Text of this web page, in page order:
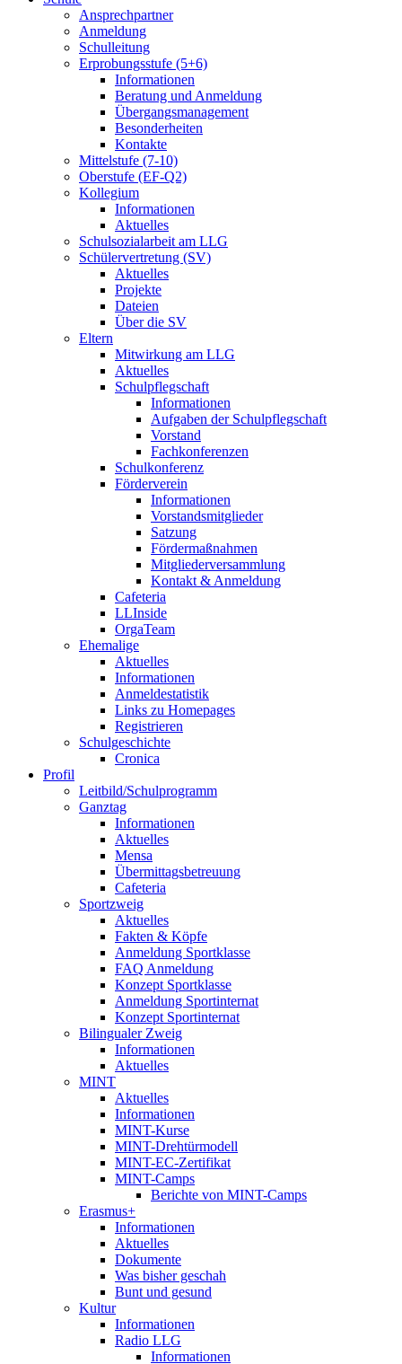
Ansprechpartner
Anmeldung
Schulleitung
Erprobungsstufe (5+6)
Informationen
Beratung und Anmeldung
Übergangsmanagement
Besonderheiten
Kontakte
Mittelstufe (7-10)
Oberstufe (EF-Q2)
Kollegium
Informationen
Aktuelles
Schulsozialarbeit am LLG
Schülervertretung (SV)
Aktuelles
Projekte
Dateien
Über die SV
Eltern
Mitwirkung am LLG
Aktuelles
Schulpflegschaft
Informationen
Aufgaben der Schulpflegschaft
Vorstand
Fachkonferenzen
Schulkonferenz
Förderverein
Informationen
Vorstandsmitglieder
Satzung
Fördermaßnahmen
Mitgliederversammlung
Kontakt & Anmeldung
Cafeteria
LLInside
OrgaTeam
Ehemalige
Aktuelles
Informationen
Anmeldestatistik
Links zu Homepages
Registrieren
Schulgeschichte
Cronica
Profil
Leitbild/Schulprogramm
Ganztag
Informationen
Aktuelles
Mensa
Übermittagsbetreuung
Cafeteria
Sportzweig
Aktuelles
Fakten & Köpfe
Anmeldung Sportklasse
FAQ Anmeldung
Konzept Sportklasse
Anmeldung Sportinternat
Konzept Sportinternat
Bilingualer Zweig
Informationen
Aktuelles
MINT
Aktuelles
Informationen
MINT-Kurse
MINT-Drehtürmodell
MINT-EC-Zertifikat
MINT-Camps
Berichte von MINT-Camps
Erasmus+
Informationen
Aktuelles
Dokumente
Was bisher geschah
Bunt und gesund
Kultur
Informationen
Radio LLG
Informationen